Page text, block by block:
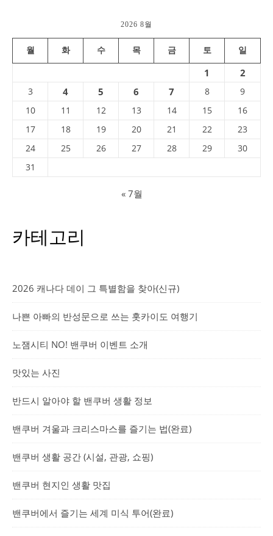
2026 8월
월 화 수 목 금 토 일
1 2
3 4 5 6 7 8
9
10
11 12 13 14 15
16
17
18 19 20 21 22
23
24
25 26 27 28 29
30
31
« 7월
카테고리
2026 캐나다 데이 그 특별함을 찾아(신규)
나쁜 아빠의 반성문으로 쓰는 홋카이도 여행기
노잼시티 NO! 밴쿠버 이벤트 소개
맛있는 사진
반드시 알아야 할 밴쿠버 생활 정보
밴쿠버 겨울과 크리스마스를 즐기는 법(완료)
밴쿠버 생활 공간 (시설, 관광, 쇼핑)
밴쿠버 현지인 생활 맛집
밴쿠버에서 즐기는 세계 미식 투어(완료)